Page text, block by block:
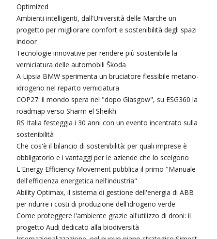
Optimized
Ambienti intelligenti, dall'Università delle Marche un
progetto per migliorare comfort e sostenibilità degli spazi
indoor
Tecnologie innovative per rendere più sostenibile la
verniciatura delle automobili Škoda
A Lipsia BMW sperimenta un bruciatore flessibile metano-
idrogeno nel reparto verniciatura
COP27: il mondo spera nel "dopo Glasgow", su ESG360 la
roadmap verso Sharm el Sheikh
RS Italia festeggia i 30 anni con un evento incentrato sulla
sostenibilità
Che cos'è il bilancio di sostenibilità: per quali imprese è
obbligatorio e i vantaggi per le aziende che lo scelgono
L'Energy Efficiency Movement pubblica il primo "Manuale
dell'efficienza energetica nell'industria"
Ability Optimax, il sistema di gestione dell'energia di ABB
per ridurre i costi di produzione dell'idrogeno verde
Come proteggere l'ambiente grazie all'utilizzo di droni: il
progetto Audi dedicato alla biodiversità